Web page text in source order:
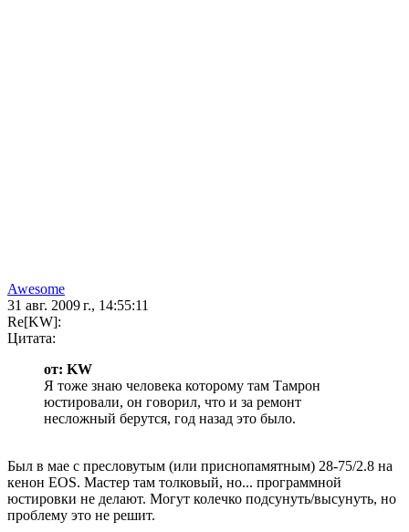
Awesome
31 авг. 2009 г., 14:55:11
Re[KW]:
Цитата:
от: KW
Я тоже знаю человека которому там Тамрон
юстировали, он говорил, что и за ремонт
несложный берутся, год назад это было.
Был в мае с пресловутым (или приснопамятным) 28-75/2.8 на
кенон EOS. Мастер там толковый, но... программной
юстировки не делают. Могут колечко подсунуть/высунуть, но
проблему это не решит.